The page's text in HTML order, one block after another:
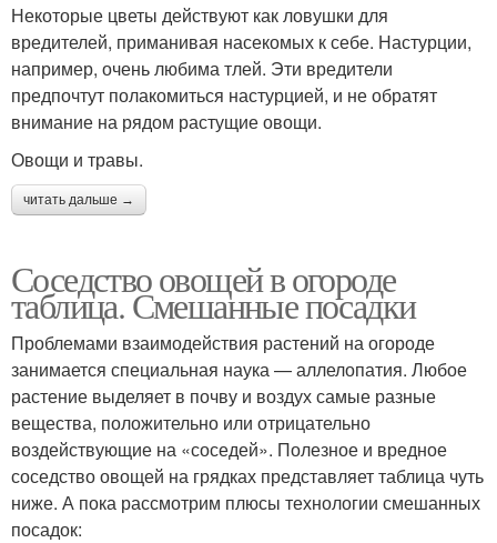
Некоторые цветы действуют как ловушки для
вредителей, приманивая насекомых к себе. Настурции,
например, очень любима тлей. Эти вредители
предпочтут полакомиться настурцией, и не обратят
внимание на рядом растущие овощи.
Овощи и травы.
читать дальше →
Соседство овощей в огороде
таблица. Смешанные посадки
Проблемами взаимодействия растений на огороде
занимается специальная наука — аллелопатия. Любое
растение выделяет в почву и воздух самые разные
вещества, положительно или отрицательно
воздействующие на «соседей». Полезное и вредное
соседство овощей на грядках представляет таблица чуть
ниже. А пока рассмотрим плюсы технологии смешанных
посадок: